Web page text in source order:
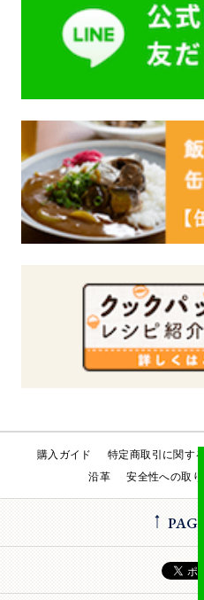
購入ガイド 特定商取引に関す
沿革
安全性への取